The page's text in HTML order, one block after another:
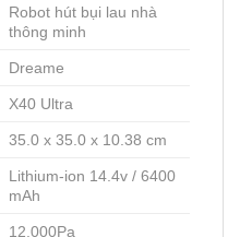
Robot hút bụi lau nhà
thông minh
Dreame
X40 Ultra
35.0 x 35.0 x 10.38 cm
Lithium-ion 14.4v / 6400
mAh
12.000Pa